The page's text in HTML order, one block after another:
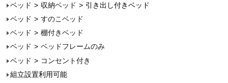
ベッド
収納ベッド
引き出し付きベッド
ベッド
すのこベッド
ベッド
棚付きベッド
ベッド
ベッドフレームのみ
ベッド
コンセント付き
組立設置利用可能